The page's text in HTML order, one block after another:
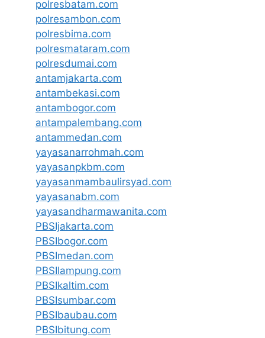
polresbatam.com
polresambon.com
polresbima.com
polresmataram.com
polresdumai.com
antamjakarta.com
antambekasi.com
antambogor.com
antampalembang.com
antammedan.com
yayasanarrohmah.com
yayasanpkbm.com
yayasanmambaulirsyad.com
yayasanabm.com
yayasandharmawanita.com
PBSIjakarta.com
PBSIbogor.com
PBSImedan.com
PBSIlampung.com
PBSIkaltim.com
PBSIsumbar.com
PBSIbaubau.com
PBSIbitung.com